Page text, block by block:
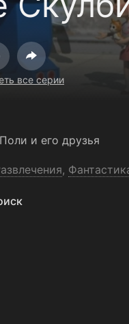
все серии
и его друзья
,